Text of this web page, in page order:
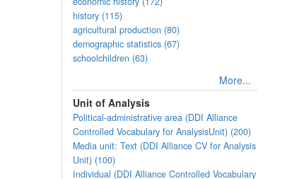
history (115)
agricultural production (80)
demographic statistics (67)
schoolchildren (63)
More...
Unit of Analysis
Political-administrative area (DDI Alliance
Controlled Vocabulary for AnalysisUnit) (200)
Media unit: Text (DDI Alliance CV for Analysis
Unit) (100)
Individual (DDI Alliance Controlled Vocabulary